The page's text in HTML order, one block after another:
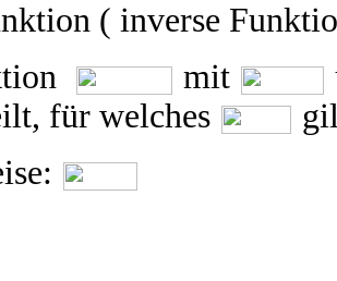
( inverse
mit
für welches